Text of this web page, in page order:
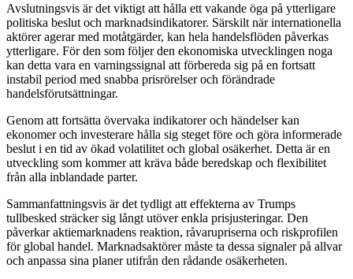
Avslutningsvis är det viktigt att hålla ett vakande öga på ytterligare
politiska beslut och marknadsindikatorer. Särskilt när internationella
aktörer agerar med motåtgärder, kan hela handelsflöden påverkas
ytterligare. För den som följer den ekonomiska utvecklingen noga
kan detta vara en varningssignal att förbereda sig på en fortsatt
instabil period med snabba prisrörelser och förändrade
handelsförutsättningar.
Genom att fortsätta övervaka indikatorer och händelser kan
ekonomer och investerare hålla sig steget före och göra informerade
beslut i en tid av ökad volatilitet och global osäkerhet. Detta är en
utveckling som kommer att kräva både beredskap och flexibilitet
från alla inblandade parter.
Sammanfattningsvis är det tydligt att effekterna av Trumps
tullbesked sträcker sig långt utöver enkla prisjusteringar. Den
påverkar aktiemarknadens reaktion, råvarupriserna och riskprofilen
för global handel. Marknadsaktörer måste ta dessa signaler på allvar
och anpassa sina planer utifrån den rådande osäkerheten.